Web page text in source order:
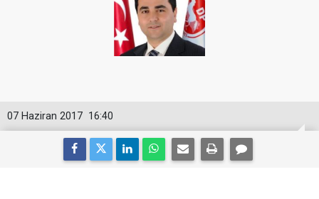
16:40
07 Haziran 2017